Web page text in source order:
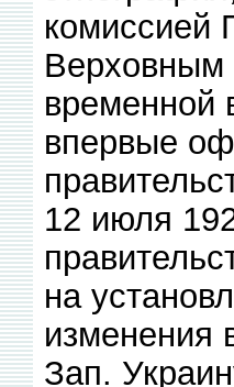
комиссией
Верховным
временной
впервые
12 июля
на
изменения
Зап.